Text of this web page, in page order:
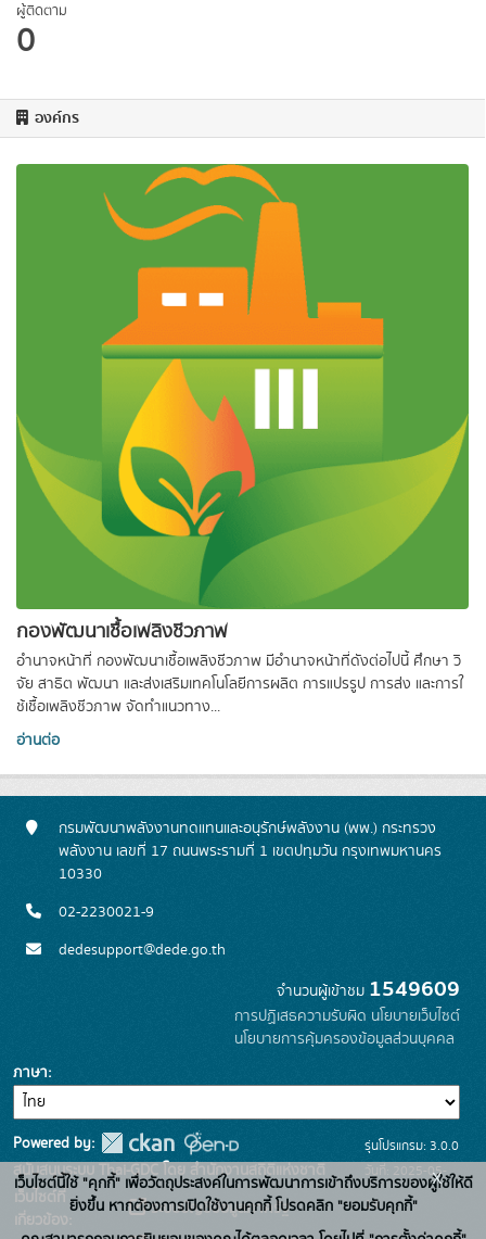
ผู้ติดตาม
0
องค์กร
กองพัฒนาเชื้อเพลิงชีวภาพ
อำนาจหน้าที่ กองพัฒนาเชื้อเพลิงชีวภาพ มีอํานาจหน้าที่ดังต่อไปนี้ ศึกษา วิ
จัย สาธิต พัฒนา และส่งเสริมเทคโนโลยีการผลิต การแปรรูป การส่ง และการใ
ช้เชื้อเพลิงชีวภาพ จัดทําแนวทาง...
อ่านต่อ
กรมพัฒนาพลังงานทดแทนและอนุรักษ์พลังงาน (พพ.) กระทรวง
พลังงาน เลขที่ 17 ถนนพระรามที่ 1 เขตปทุมวัน กรุงเทพมหานคร
10330
02-2230021-9
dedesupport@dede.go.th
จำนวนผู้เข้าชม 1549609
การปฏิเสธความรับผิด นโยบายเว็บไซต์
นโยบายการคุ้มครองข้อมูลส่วนบุคคล
ภาษา
Powered by:
สนับสนุนระบบ Thai-GDC โดย สำนักงานสถิติแห่งชาติ
เว็บไซต์ที่
เกี่ยวข้อง:
ระบบบัญชีข้อมูลภาครัฐ
รุ่นโปรแกรม: 3.0.0
วันที่: 2025-05-
19
เว็บไซต์นี้ใช้ "คุกกี้" เพื่อวัตถุประสงค์ในการพัฒนาการเข้าถึงบริการของผู้ใช้ให้ดี
ยิ่งขึ้น หากต้องการเปิดใช้งานคุกกี้ โปรดคลิก "ยอมรับคุกกี้"
x